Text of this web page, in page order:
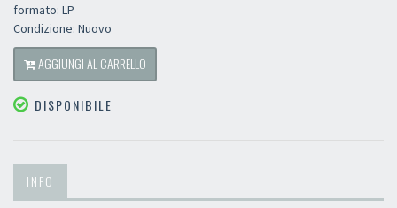
formato: LP
Condizione: Nuovo
AGGIUNGI AL CARRELLO
DISPONIBILE
INFO